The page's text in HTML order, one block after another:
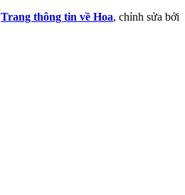
Trang thông tin về Hoa, chỉnh sửa bởi